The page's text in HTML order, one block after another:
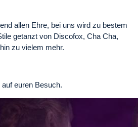
allen Ehre, bei uns wird zu bestem
getanzt von Discofox, Cha Cha,
zu vielem mehr.
euren Besuch.